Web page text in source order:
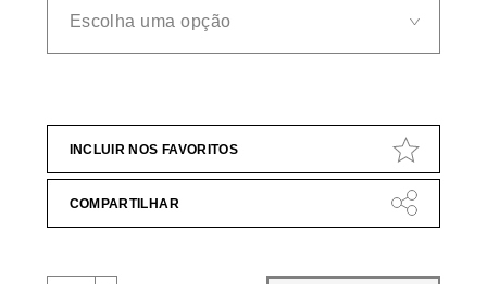
INCLUIR NOS FAVORITOS
COMPARTILHAR